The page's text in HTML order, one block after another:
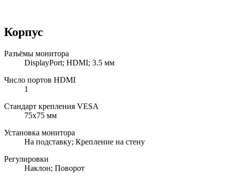
Корпус
Разъёмы монитора
DisplayPort; HDMI; 3.5 мм
Число портов HDMI
1
Стандарт крепления VESA
75x75 мм
Установка монитора
На подставку; Крепление на стену
Регулировки
Наклон; Поворот